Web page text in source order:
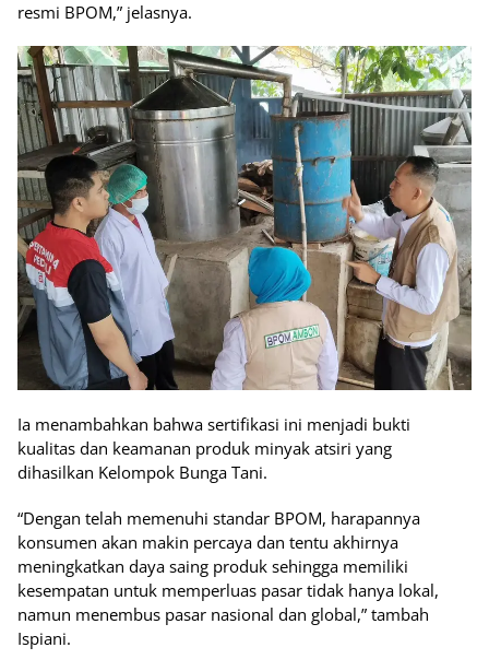
resmi BPOM,” jelasnya.
Ia menambahkan bahwa sertifikasi ini menjadi bukti
kualitas dan keamanan produk minyak atsiri yang
dihasilkan Kelompok Bunga Tani.
“Dengan telah memenuhi standar BPOM, harapannya
konsumen akan makin percaya dan tentu akhirnya
meningkatkan daya saing produk sehingga memiliki
kesempatan untuk memperluas pasar tidak hanya lokal,
namun menembus pasar nasional dan global,” tambah
Ispiani.